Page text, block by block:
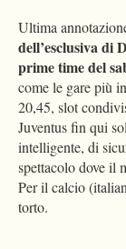
Ultima
dell’esclusiva di
prime time del
come le gare più
20,45, slot
Juventus fin qui
intelligente, di
spettacolo dove il
Per il calcio
torto.